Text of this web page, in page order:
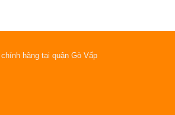
hãng tại quận Gò Vấp